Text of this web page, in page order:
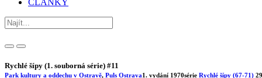
ČLÁNKY
Rychlé šípy (1. souborná série) #11
Park kultury a oddechu v Ostravě, Puls Ostrava1. vydání 1970série Rychlé šípy (67-71)